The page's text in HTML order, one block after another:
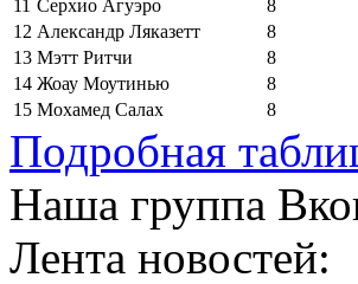
11 Серхио Агуэро
8
12 Александр Ляказетт
8
13 Мэтт Ритчи
8
14 Жоау Моутинью
8
15 Мохамед Салах 8
Подробная
Наша группа
Лента новостей: